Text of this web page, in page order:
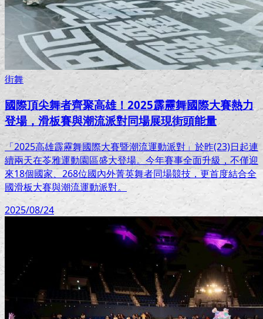
街舞
國際頂尖舞者齊聚高雄！2025霹靂舞國際大賽熱力
登場，滑板賽與潮流派對同場展現街頭能量
「2025高雄霹靂舞國際大賽暨潮流運動派對」於昨(23)日起連
續兩天在苓雅運動園區盛大登場。今年賽事全面升級，不僅迎
來18個國家、268位國內外菁英舞者同場競技，更首度結合全
國滑板大賽與潮流運動派對。
2025/08/24